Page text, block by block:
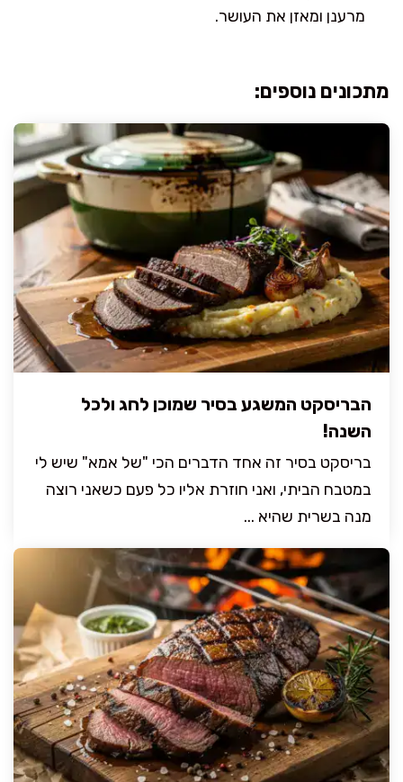
מרענן ומאזן את העושר.
מתכונים נוספים:
הבריסקט המשגע בסיר שמוכן לחג ולכל
השנה!
בריסקט בסיר זה אחד הדברים הכי "של אמא" שיש לי
במטבח הביתי, ואני חוזרת אליו כל פעם כשאני רוצה
מנה בשרית שהיא ...